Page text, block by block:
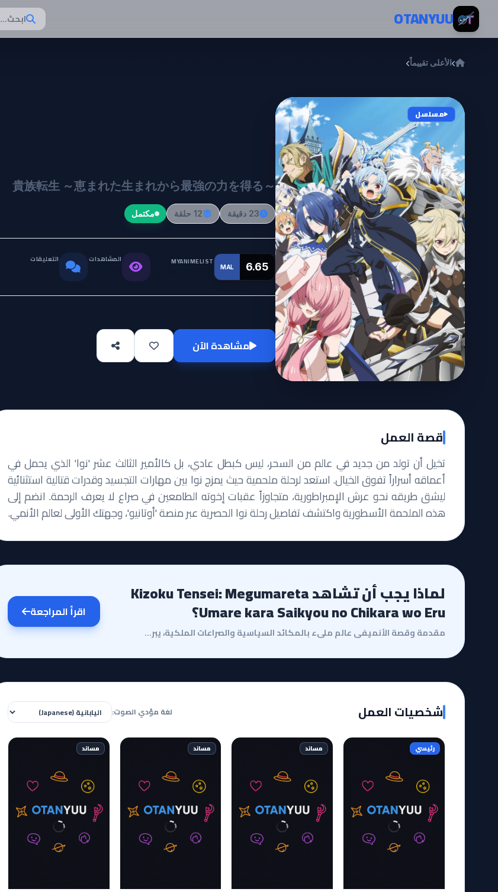
تخطي إلى المحتوىOTANYUU ابحث...
الأعلى تقييماً
مسلسل
貴族転生 ～恵まれた生まれから最強の力を得る～
23 دقيقة 12 حلقة مكتمل
MAL 6.65
MYANIMELIST المشاهدات التعليقات
مشاهدة الآن
قصة العمل
تخيل أن تولد من جديد في عالم من السحر، ليس كبطل عادي، بل كالأمير الثالث عشر 'نوا' الذي يحمل في
أعماقه أسراراً تفوق الخيال. استعد لرحلة ملحمية حيث يمزج نوا بين مهارات التجسيد وقدرات قتالية استثنائية
ليشق طريقه نحو عرش الإمبراطورية، متجاوزاً عقبات إخوته الطامعين في صراع لا يعرف الرحمة. انضم إلى
هذه الملحمة الأسطورية واكتشف تفاصيل رحلة نوا الحصرية عبر منصة 'أوتانيو'، وجهتك الأولى لعالم الأنمي.
لماذا يجب أن تشاهد Kizoku Tensei: Megumareta
Umare kara Saikyou no Chikara wo Eru؟
مقدمة وقصة الأنميفي عالم مليء بالمكائد السياسية والصراعات الملكية، يبرز أنمي Kizoku Tensei: Megumare...
اقرأ المراجعة
شخصيات العمل لغة مؤدي الصوت:
رئيسي مساند مساند مساند